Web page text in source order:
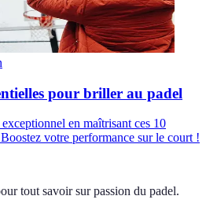
pour briller au padel
en maîtrisant ces 10
votre performance sur le court !
tout savoir sur passion du padel.